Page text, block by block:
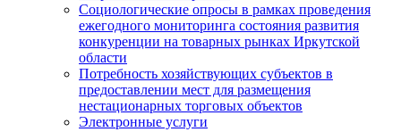
Социологические опросы в рамках проведения
ежегодного мониторинга состояния развития
конкуренции на товарных рынках Иркутской
области
Потребность хозяйствующих субъектов в
предоставлении мест для размещения
нестационарных торговых объектов
Электронные услуги